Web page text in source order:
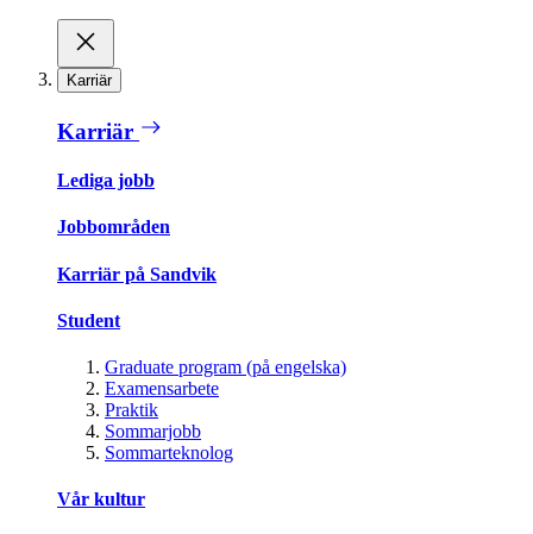
Karriär
Karriär
Lediga jobb
Jobbområden
Karriär på Sandvik
Student
Graduate program (på engelska)
Examensarbete
Praktik
Sommarjobb
Sommarteknolog
Vår kultur